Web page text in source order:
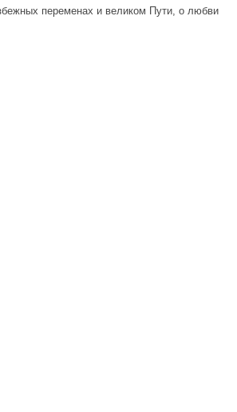
переменах и великом Пути, о любви